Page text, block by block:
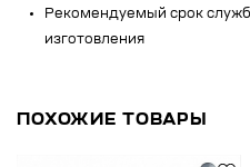
Рекомендуемый срок
изготовления
ПОХОЖИЕ ТОВАРЫ